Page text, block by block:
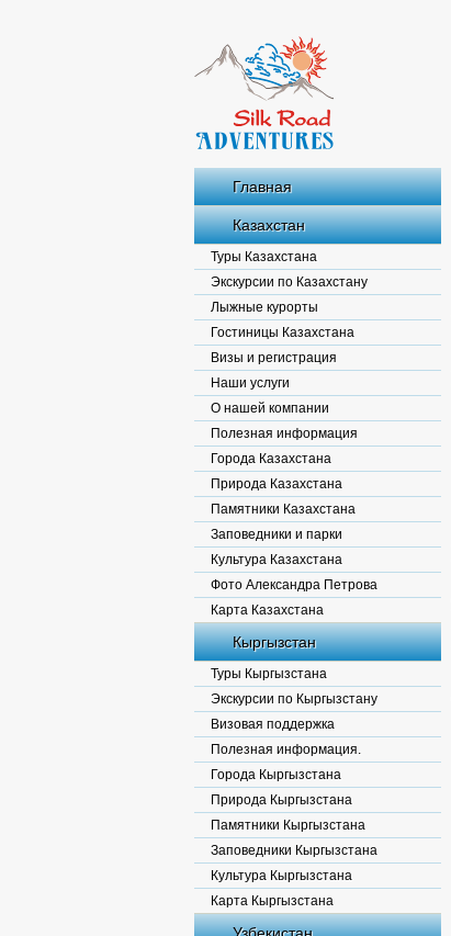
Главная
Казахстан
Туры Казахстана
Экскурсии по Казахстану
Лыжные курорты
Гостиницы Казахстана
Визы и регистрация
Наши услуги
О нашей компании
Полезная информация
Города Казахстана
Природа Казахстана
Памятники Казахстана
Заповедники и парки
Культура Казахстана
Фото Александра Петрова
Карта Казахстана
Кыргызстан
Туры Кыргызстана
Экскурсии по Кыргызстану
Визовая поддержка
Полезная информация.
Города Кыргызстана
Природа Кыргызстана
Памятники Кыргызстана
Заповедники Кыргызстана
Культура Кыргызстана
Карта Кыргызстана